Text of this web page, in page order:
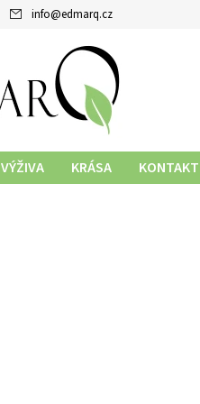
info@edmarq.cz
VÝŽIVA KRÁSA